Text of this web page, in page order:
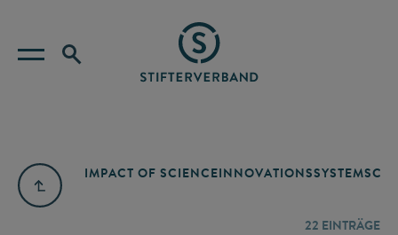
IMPACT OF SCIENCEINNOVATIONSSYSTEM
22 EINTRÄGE